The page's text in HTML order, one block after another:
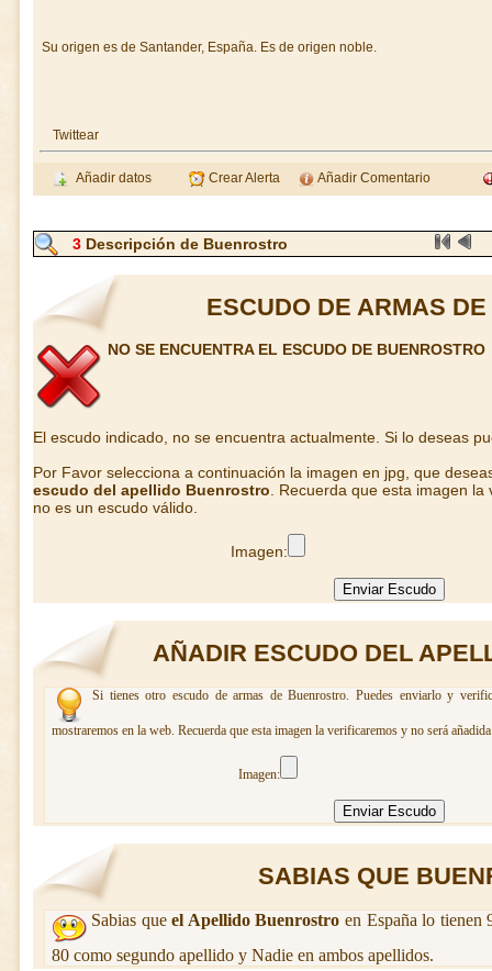
Su origen es de Santander, España. Es de origen noble.
Twittear
Añadir datos Crear Alerta Añadir Comentario
3Descripción de Buenrostro
ESCUDO DE ARMAS
NO SE ENCUENTRA EL ESCUDO DE BUENROSTRO
El escudo indicado, no se encuentra actualmente. Si lo deseas
Por Favor selecciona a continuación la imagen en jpg, que
escudo del apellido Buenrostro . Recuerda que esta imagen
no es un escudo válido.
Imagen:
AÑADIR ESCUDO DEL
Si tienes otro escudo de armas de Buenrostro. Puedes enviarlo y
mostraremos en la web. Recuerda que esta imagen la verificaremos y no será
Imagen:
SABIAS QUE
Sabias queel Apellido Buenrostro en España lo tienen
80 como segundo apellido y Nadie en ambos apellidos.